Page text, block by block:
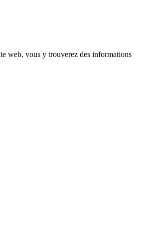
web, vous y trouverez des informations